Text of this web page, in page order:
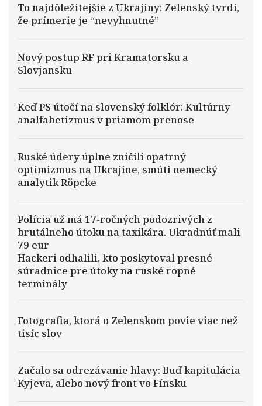
To najdôležitejšie z Ukrajiny: Zelenský tvrdí,
že prímerie je “nevyhnutné”
Nový postup RF pri Kramatorsku a
Slovjansku
Keď PS útočí na slovenský folklór: Kultúrny
analfabetizmus v priamom prenose
Ruské údery úplne zničili opatrný
optimizmus na Ukrajine, smúti nemecký
analytik Röpcke
Polícia už má 17-ročných podozrivých z
brutálneho útoku na taxikára. Ukradnúť mali
79 eur
Hackeri odhalili, kto poskytoval presné
súradnice pre útoky na ruské ropné
terminály
Fotografia, ktorá o Zelenskom povie viac než
tisíc slov
Začalo sa odrezávanie hlavy: Buď kapitulácia
Kyjeva, alebo nový front vo Fínsku